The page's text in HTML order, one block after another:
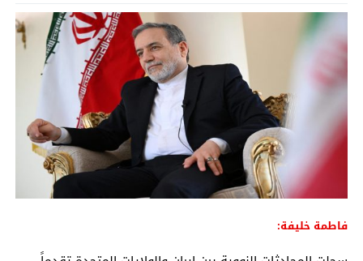
فاطمة خليفة: